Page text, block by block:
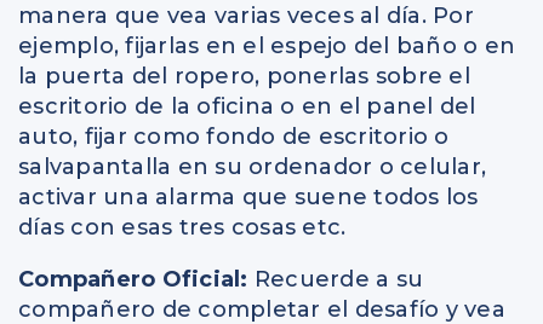
manera que vea varias veces al día. Por
ejemplo, fijarlas en el espejo del baño o en
la puerta del ropero, ponerlas sobre el
escritorio de la oficina o en el panel del
auto, fijar como fondo de escritorio o
salvapantalla en su ordenador o celular,
activar una alarma que suene todos los
días con esas tres cosas etc.
Compañero Oficial: Recuerde a su
compañero de completar el desafío y vea